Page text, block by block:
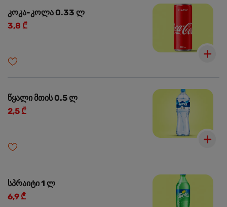
კოკა-კოლა 0.33 ლ
3,8 ₾
წყალი მთის 0.5 ლ
2,5 ₾
სპრაიტი 1 ლ
6,9 ₾